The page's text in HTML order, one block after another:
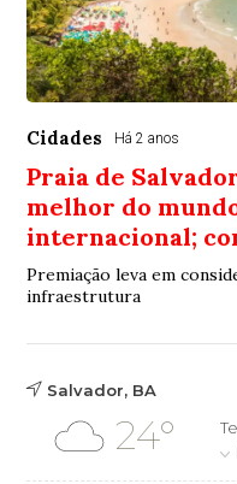
Cidades Há 2 anos
Praia de
melhor do
internacional;
Premiação leva em
infraestrutura
Salvador, BA
24°